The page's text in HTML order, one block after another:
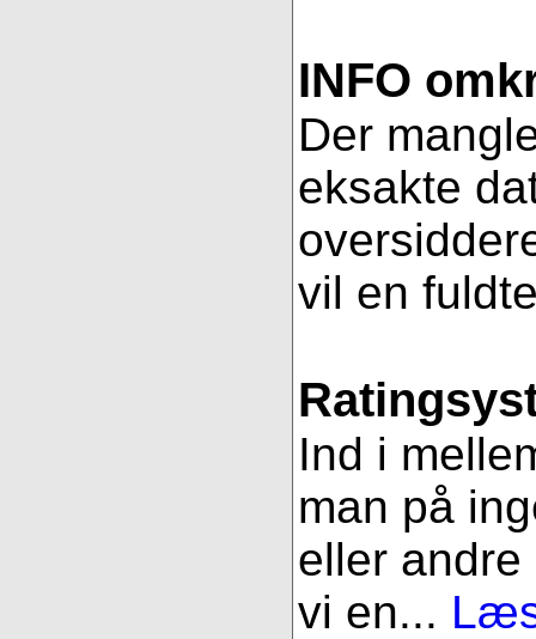
INFO
Der
eksakte
vil en
Ind i
man på
eller
vi en...